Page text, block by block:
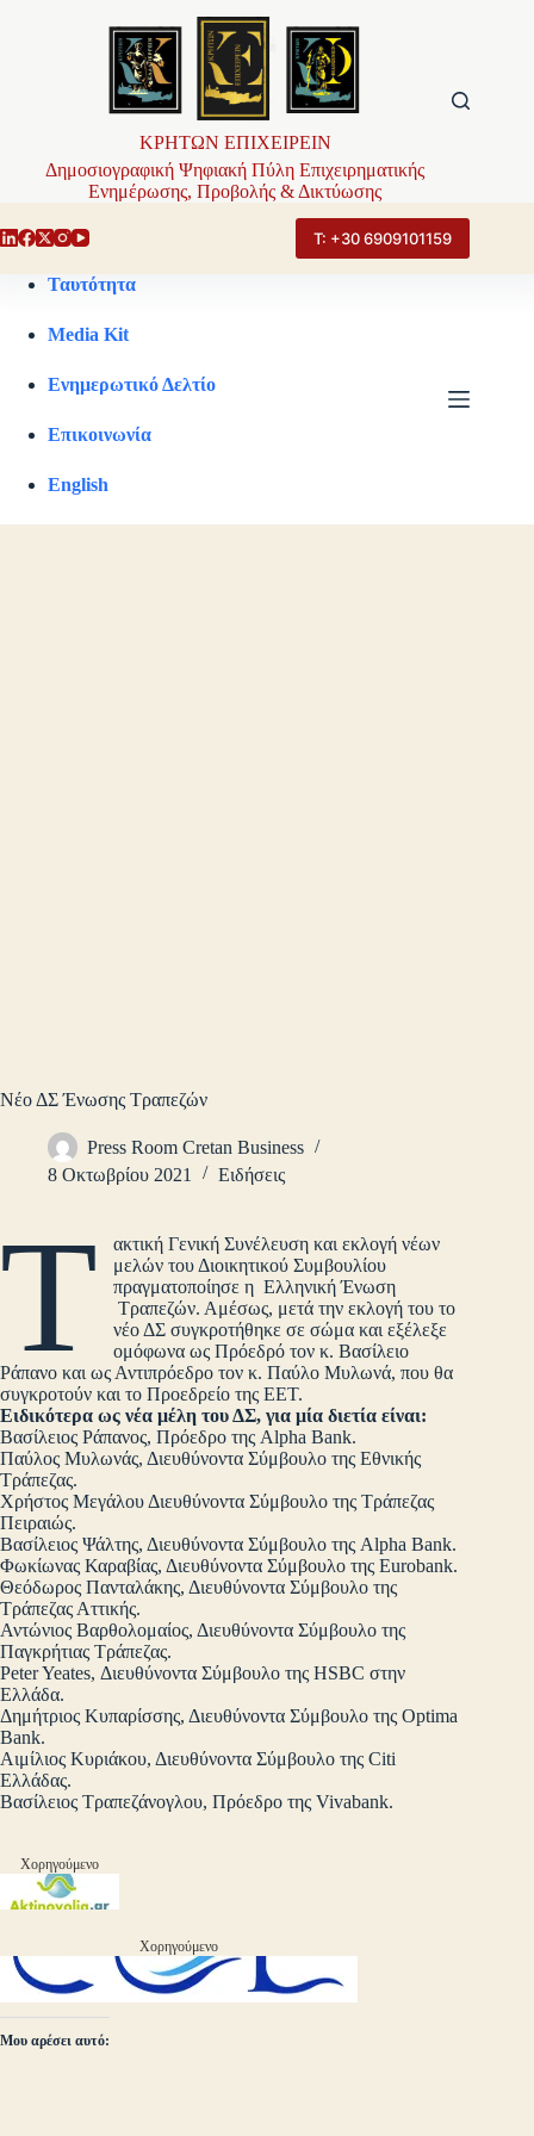
ΚΡΗΤΩΝ ΕΠΙΧΕΙΡΕΙΝ
Δημοσιογραφική Ψηφιακή Πύλη Επιχειρηματικής
Ενημέρωσης, Προβολής & Δικτύωσης
Τ: +30 6909101159
Ταυτότητα
Media Kit
Ενημερωτικό Δελτίο
Επικοινωνία
English
Νέο ΔΣ Ένωσης Τραπεζών
Press Room Cretan Business
8 Οκτωβρίου 2021
Ειδήσεις
Τ
ακτική Γενική Συνέλευση και εκλογή νέων
μελών του Διοικητικού Συμβουλίου
πραγματοποίησε η Ελληνική Ένωση
Τραπεζών. Αμέσως, μετά την εκλογή του το
νέο ΔΣ συγκροτήθηκε σε σώμα και εξέλεξε
ομόφωνα ως Πρόεδρό τον κ. Βασίλειο
Ράπανο και ως Αντιπρόεδρο τον κ. Παύλο Μυλωνά, που θα
συγκροτούν και το Προεδρείο της ΕΕΤ.
Ειδικότερα ως νέα μέλη του ΔΣ, για μία διετία είναι:
Βασίλειος Ράπανος, Πρόεδρο της Alpha Bank.
Παύλος Μυλωνάς, Διευθύνοντα Σύμβουλο της Εθνικής
Τράπεζας.
Χρήστος Μεγάλου Διευθύνοντα Σύμβουλο της Τράπεζας
Πειραιώς.
Βασίλειος Ψάλτης, Διευθύνοντα Σύμβουλο της Alpha Bank.
Φωκίωνας Καραβίας, Διευθύνοντα Σύμβουλο της Eurobank.
Θεόδωρος Πανταλάκης, Διευθύνοντα Σύμβουλο της
Τράπεζας Αττικής.
Αντώνιος Βαρθολομαίος, Διευθύνοντα Σύμβουλο της
Παγκρήτιας Τράπεζας.
Peter Yeates, Διευθύνοντα Σύμβουλο της HSBC στην
Ελλάδα.
Δημήτριος Κυπαρίσσης, Διευθύνοντα Σύμβουλο της Optima
Bank.
Αιμίλιος Κυριάκου, Διευθύνοντα Σύμβουλο της Citi
Ελλάδας.
Βασίλειος Τραπεζάνογλου, Πρόεδρο της Vivabank.
Χορηγούμενο
Χορηγούμενο
Μου αρέσει αυτό: